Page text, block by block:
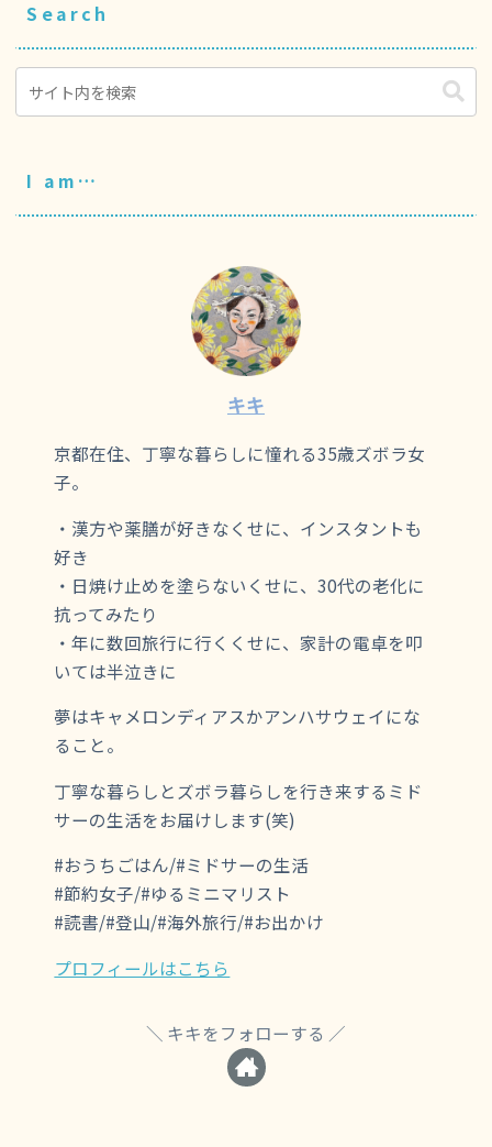
Search
I am…
キキ
京都在住、丁寧な暮らしに憧れる35歳ズボラ女
子。
・漢方や薬膳が好きなくせに、インスタントも
好き
・日焼け止めを塗らないくせに、30代の老化に
抗ってみたり
・年に数回旅行に行くくせに、家計の電卓を叩
いては半泣きに
夢はキャメロンディアスかアンハサウェイにな
ること。
丁寧な暮らしとズボラ暮らしを行き来するミド
サーの生活をお届けします(笑)
#おうちごはん/#ミドサーの生活
#節約女子/#ゆるミニマリスト
#読書/#登山/#海外旅行/#お出かけ
プロフィールはこちら
キキをフォローする